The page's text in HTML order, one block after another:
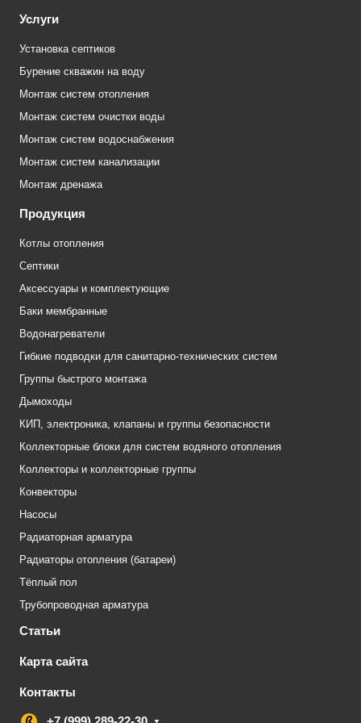
Услуги
Установка септиков
Бурение скважин на воду
Монтаж систем отопления
Монтаж систем очистки воды
Монтаж систем водоснабжения
Монтаж систем канализации
Монтаж дренажа
Продукция
Котлы отопления
Септики
Аксессуары и комплектующие
Баки мембранные
Водонагреватели
Гибкие подводки для санитарно-технических систем
Группы быстрого монтажа
Дымоходы
КИП, электроника, клапаны и группы безопасности
Коллекторные блоки для систем водяного отопления
Коллекторы и коллекторные группы
Конвекторы
Насосы
Радиаторная арматура
Радиаторы отопления (батареи)
Тёплый пол
Трубопроводная арматура
Статьи
Карта сайта
Контакты